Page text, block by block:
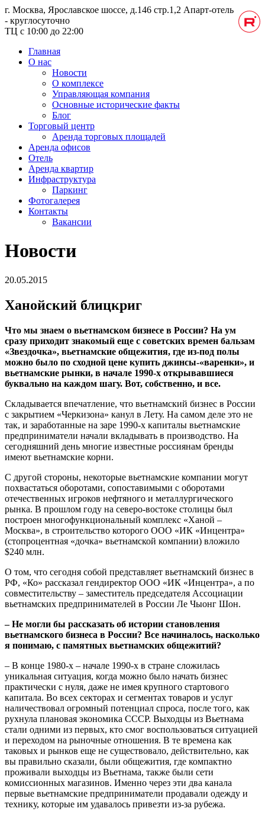
г. Москва, Ярославское шоссе, д.146 стр.1,2 Апарт-отель
- круглосуточно
ТЦ с 10:00 до 22:00
Главная
О нас
Новости
О комплексе
Управляющая компания
Основные исторические факты
Блог
Торговый центр
Аренда торговых площадей
Аренда офисов
Отель
Аренда квартир
Инфраструктура
Паркинг
Фотогалерея
Контакты
Вакансии
Новости
20.05.2015
Ханойский блицкриг
Что мы знаем о вьетнамском бизнесе в России? На ум
сразу приходит знакомый еще с советских времен бальзам
«Звездочка», вьетнамские общежития, где из-под полы
можно было по сходной цене купить джинсы-«варенки», и
вьетнамские рынки, в начале 1990-х открывавшиеся
буквально на каждом шагу. Вот, собственно, и все.
Складывается впечатление, что вьетнамский бизнес в России
с закрытием «Черкизона» канул в Лету. На самом деле это не
так, и заработанные на заре 1990-х капиталы вьетнамские
предприниматели начали вкладывать в производство. На
сегодняшний день многие известные россиянам бренды
имеют вьетнамские корни.
С другой стороны, некоторые вьетнамские компании могут
похвастаться оборотами, сопоставимыми с оборотами
отечественных игроков нефтяного и металлургического
рынка. В прошлом году на северо-востоке столицы был
построен многофункциональный комплекс «Ханой –
Москва», в строительство которого ООО «ИК «Инцентра»
(стопроцентная «дочка» вьетнамской компании) вложило
$240 млн.
О том, что сегодня собой представляет вьетнамский бизнес в
РФ, «Ко» рассказал гендиректор ООО «ИК «Инцентра», а по
совместительству – заместитель председателя Ассоциации
вьетнамских предпринимателей в России Ле Чыонг Шон.
– Не могли бы рассказать об истории становления
вьетнамского бизнеса в России? Все начиналось, насколько
я понимаю, с памятных вьетнамских общежитий?
– В конце 1980-х – начале 1990-х в стране сложилась
уникальная ситуация, когда можно было начать бизнес
практически с нуля, даже не имея крупного стартового
капитала. Во всех секторах и сегментах товаров и услуг
наличествовал огромный потенциал спроса, после того, как
рухнула плановая экономика СССР. Выходцы из Вьетнама
стали одними из первых, кто смог воспользоваться ситуацией
и переходом на рыночные отношения. В те времена как
таковых и рынков еще не существовало, действительно, как
вы правильно сказали, были общежития, где компактно
проживали выходцы из Вьетнама, также были сети
комиссионных магазинов. Именно через эти два канала
первые вьетнамские предприниматели продавали одежду и
технику, которые им удавалось привезти из-за рубежа.